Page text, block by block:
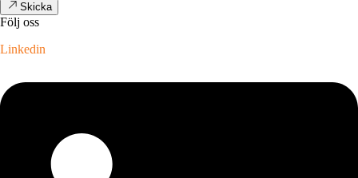
Skicka
Följ oss
Linkedin